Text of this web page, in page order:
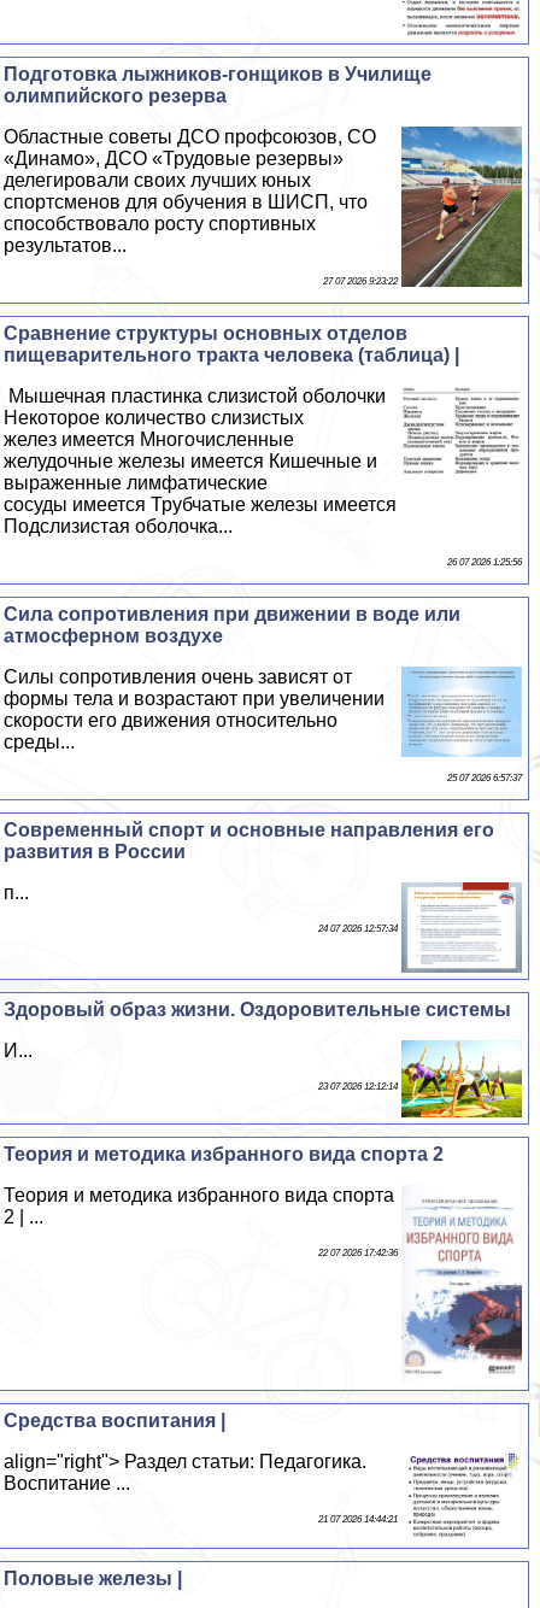
Подготовка лыжников-гонщиков в Училище
олимпийского резерва
Областные советы ДСО профсоюзов, СО
«Динамо», ДСО «Трудовые резервы»
делегировали своих лучших юных
спортсменов для обучения в ШИСП, что
способствовало росту спортивных
результатов...
27 07 2026 9:23:22
Сравнение структуры основных отделов
пищеварительного тракта человека (таблица) |
Мышечная пластинка слизистой оболочки
Некоторое количество слизистых
желез имеется Многочисленные
желудочные железы имеется Кишечные и
выраженные лимфатические
сосуды имеется Трубчатые железы имеется
Подслизистая оболочка...
26 07 2026 1:25:56
Сила сопротивления при движении в воде или
атмосферном воздухе
Силы сопротивления очень зависят от
формы тела и возрастают при увеличении
скорости его движения относительно
среды...
25 07 2026 6:57:37
Современный спорт и основные направления его
развития в России
п...
24 07 2026 12:57:34
Здоровый образ жизни. Оздоровительные системы
И...
23 07 2026 12:12:14
Теория и методика избранного вида спорта 2
Теория и методика избранного вида спорта
2 | ...
22 07 2026 17:42:36
Средства воспитания |
align="right"> Раздел статьи: Педагогика.
Воспитание ...
21 07 2026 14:44:21
Половые железы |